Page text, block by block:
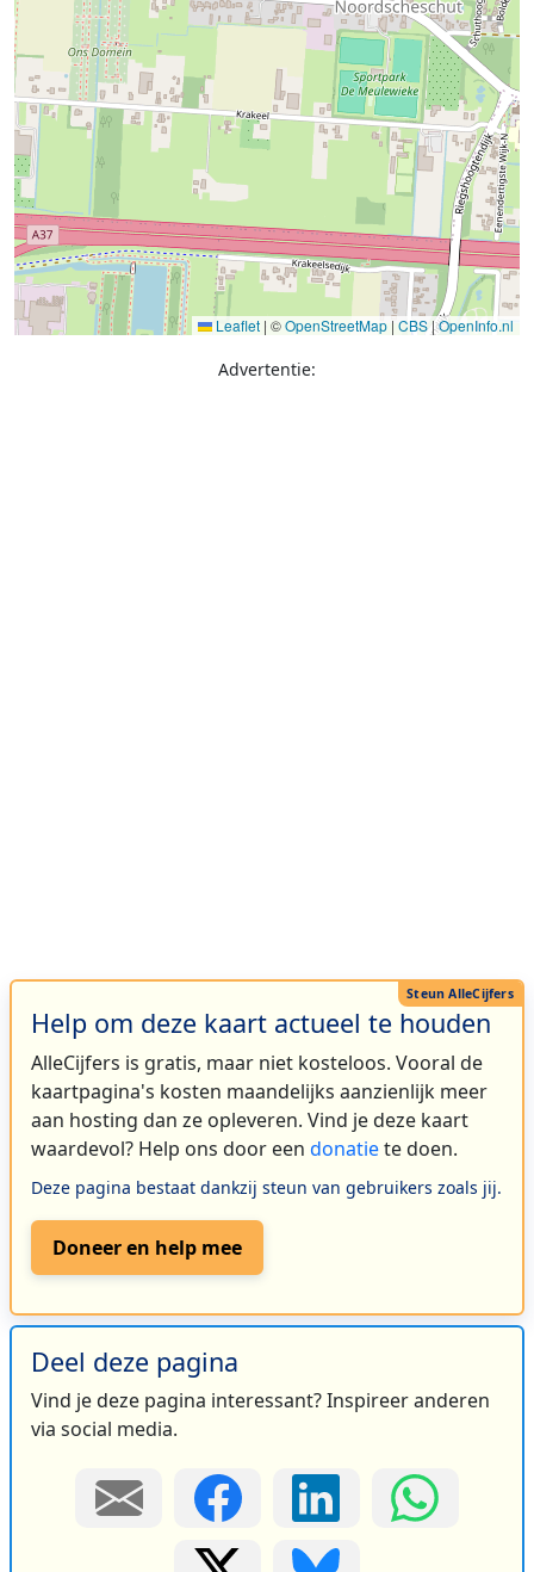
Leaflet | ©OpenStreetMap | CBS |OpenInfo.nl
Advertentie:
Help om deze kaart actueel te houden
AlleCijfers is gratis, maar niet kosteloos. Vooral de
kaartpagina's kosten maandelijks aanzienlijk meer
aan hosting dan ze opleveren. Vind je deze kaart
waardevol? Help ons door een donatiete doen.
Deze pagina bestaat dankzij steun van gebruikers zoals jij.
Doneer en help mee
Deel deze pagina
Vind je deze pagina interessant? Inspireer anderen
via social media.